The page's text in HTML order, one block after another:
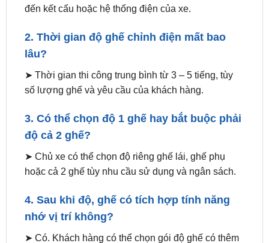
2. Thời gian độ ghế chỉnh điện mất bao
➤ Thời gian thi công trung bình từ 3 – 5 tiếng, tùy
số lượng ghế và yêu cầu của khách hàng.
3. Có thể chọn độ 1 ghế hay bắt buộc phải
➤ Chủ xe có thể chọn độ riêng ghế lái, ghế phụ
hoặc cả 2 ghế tùy nhu cầu sử dụng và ngân sách.
4. Sau khi độ, ghế có tích hợp tính năng
➤ Có. Khách hàng có thể chọn gói độ ghế có thêm
chức năng nhớ vị trí (Memory seat) nếu muốn.